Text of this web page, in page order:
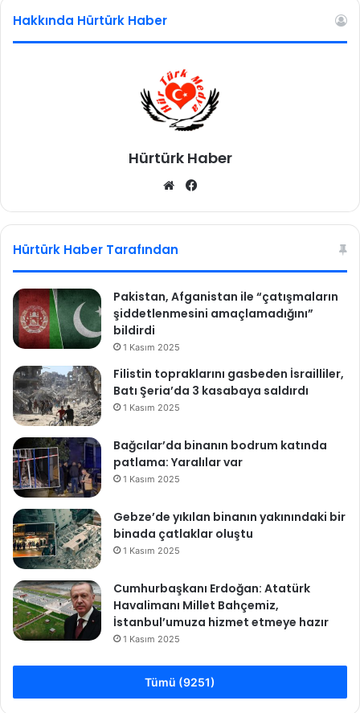
Hakkında Hürtürk Haber
Hürtürk Haber
We
sit bo
Hürtürk Haber Tarafından
Pakistan, Afganistan ile “çatışmaların
şiddetlenmesini amaçlamadığını”
bildirdi
1 Kasım 2025
Filistin topraklarını gasbeden İsrailliler,
Batı Şeria’da 3 kasabaya saldırdı
1 Kasım 2025
Bağcılar’da binanın bodrum katında
patlama: Yaralılar var
1 Kasım 2025
Gebze’de yıkılan binanın yakınındaki bir
binada çatlaklar oluştu
1 Kasım 2025
Cumhurbaşkanı Erdoğan: Atatürk
Havalimanı Millet Bahçemiz,
İstanbul’umuza hizmet etmeye hazır
1 Kasım 2025
Tümü (9251)